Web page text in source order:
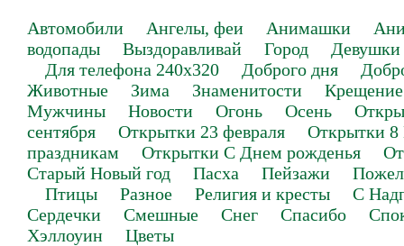
Автомобили Ангелы, феи Анимашки
водопады
Выздоравливай Город
Девушки
Для телефона 240х320
Доброго дня
Животные
Зима Знаменитости
Крещение
Мужчины
Новости Огонь Осень
сентября
Открытки 23 февраля
Открытки 8
праздникам
Открытки С Днем рожденья
Старый Новый год
Пасха Пейзажи
Птицы
Разное Религия и кресты
С
Сердечки
Смешные Снег Спасибо
Хэллоуин
Цветы